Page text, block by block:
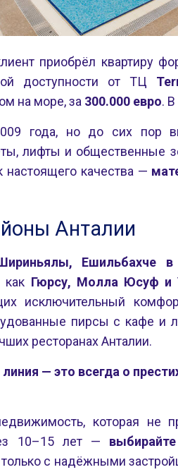
приобрёл квартиру
доступности от ТЦ
на море, за 300.000 евро.
года, но до сих пор
лифты и общественные
настоящего качества —
Анталии
Ешильбахче в
как Гюрсу, Молла Юсуф и
исключительный
пирсы с кафе и
ресторанах Анталии.
— это всегда о
которая не
10–15 лет —
с надёжными